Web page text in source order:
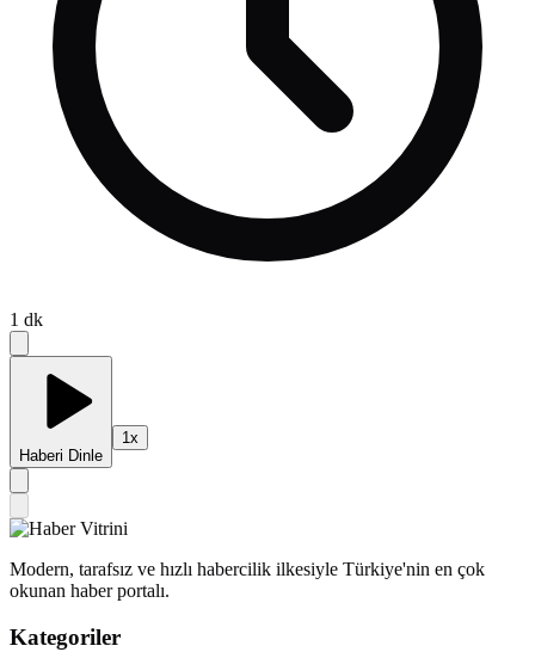
1 dk
Haberi Dinle
1x
Modern, tarafsız ve hızlı habercilik ilkesiyle Türkiye'nin en çok
okunan haber portalı.
Kategoriler